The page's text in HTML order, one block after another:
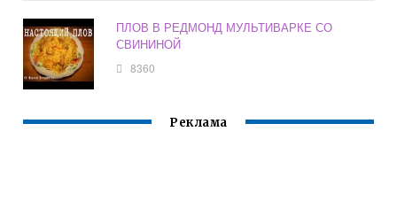
ПЛОВ В РЕДМОНД МУЛЬТИВАРКЕ СО
СВИНИНОЙ
8360
Реклама